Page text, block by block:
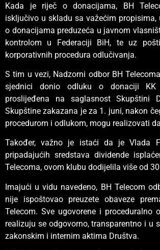
Kada je riječ o donacijama, BH
isključivo u skladu sa važećim propisima,
o donacijama preduzeća u javnom
kontrolom u Federaciji BiH, te uz
korporativnih procedura odlučivanja.
S tim u vezi, Nadzorni odbor BH
sjednici donio odluku o donaciji
proslijeđena na saglasnost Skupštini
Skupštine zakazana je za 1. juni, nakon
procedurom i odlukom, mogu realizovati
Također, važno je istaći da je Vlada
pripadajućih sredstava dividende
Telecoma, ovom klubu dodijelila više od
Imajući u vidu navedeno, BH Telecom
nije ispoštovao preuzete obaveze
Telecom. Sve ugovorene i proceduralno
realizuju se odgovorno, transparentno i u
zakonskim i internim aktima Društva.